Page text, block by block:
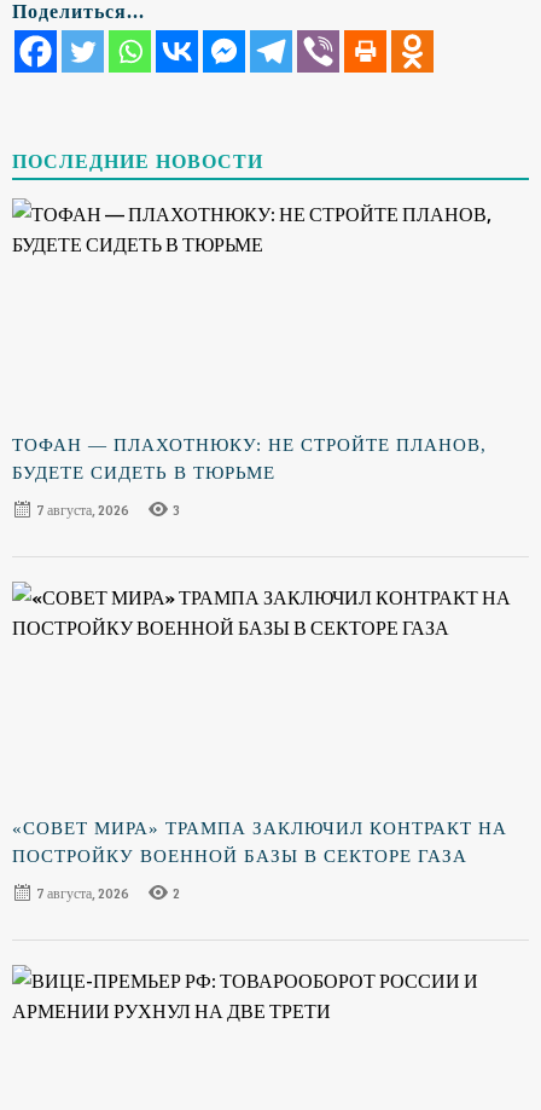
Поделиться...
ПОСЛЕДНИЕ НОВОСТИ
ТОФАН — ПЛАХОТНЮКУ: НЕ СТРОЙТЕ ПЛАНОВ,
БУДЕТЕ СИДЕТЬ В ТЮРЬМЕ
7 августа, 2026
3
«СОВЕТ МИРА» ТРАМПА ЗАКЛЮЧИЛ КОНТРАКТ НА
ПОСТРОЙКУ ВОЕННОЙ БАЗЫ В СЕКТОРЕ ГАЗА
7 августа, 2026
2